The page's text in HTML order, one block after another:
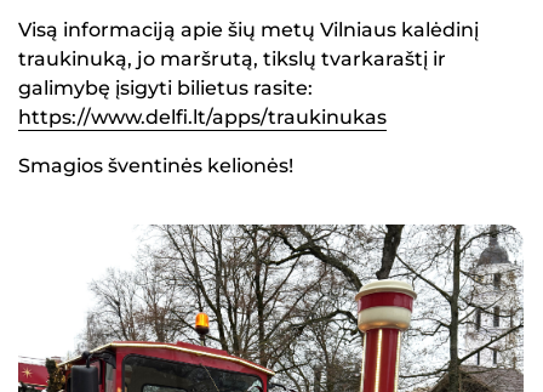
Visą informaciją apie šių metų Vilniaus kalėdinį
traukinuką, jo maršrutą, tikslų tvarkaraštį ir
galimybę įsigyti bilietus rasite:
https://www.delfi.lt/apps/traukinukas
Smagios šventinės kelionės!